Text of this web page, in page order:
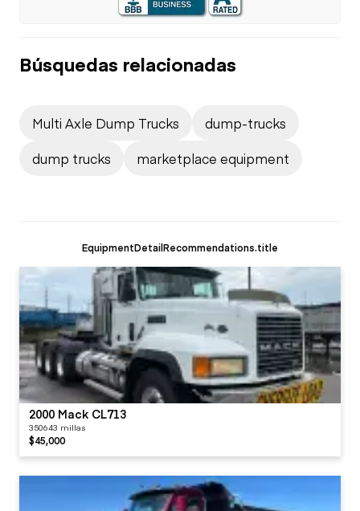
Búsquedas relacionadas
Multi Axle Dump Trucks
dump-trucks
dump trucks
marketplace equipment
EquipmentDetailRecommendations.title
2000 Mack CL713
350643 millas
$45,000